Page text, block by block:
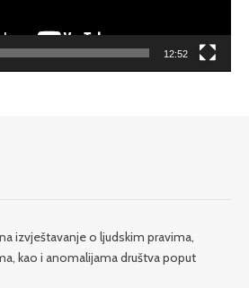
12:52
izvještavanje o ljudskim pravima,
kao i anomalijama društva poput